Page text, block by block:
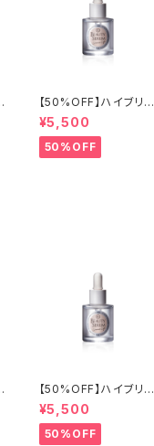
【50%OFF】ハイブリッ
ドビューティーセラム
¥5,500
50%OFF
【50%OFF】ハイブリッ
ドビューティーセラム
¥5,500
50%OFF